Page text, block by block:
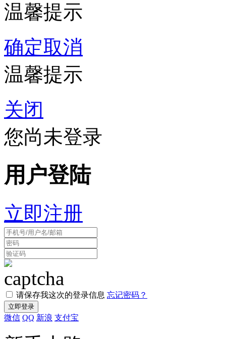
温馨提示
确定取消
温馨提示
关闭
您尚未登录
用户登陆
立即注册
请保存我这次的登录信息 忘记密码？
微信 QQ 新浪 支付宝